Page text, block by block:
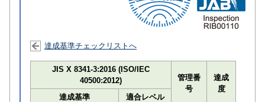
達成基準チェックリストへ
JIS X 8341-3:2016 (ISO/IEC
40500:2012)
管理番
号
達成
度
達成基準
適合レベル